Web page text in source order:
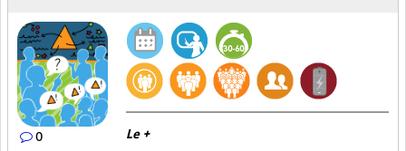
0 Le +